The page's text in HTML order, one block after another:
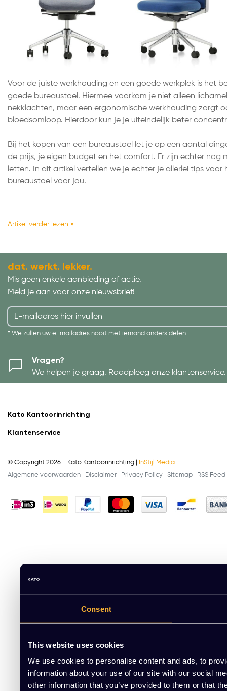
Consent
This website uses cookies
We use cookies to personalise content and ads, to
information about your use of our site with our social
other information that you’ve provided to them or that
Voor de juiste werkhouding en een goede werkplek is het
goede bureaustoel. Hiermee voorkom je niet alleen
nekklachten, maar een ergonomische werkhouding zorgt
bloedsomloop. Hierdoor kun je je uiteindelijk beter
Bij het kopen van een bureaustoel let je op een aantal
de prijs, je eigen budget en het comfort. Er zijn echter nog
letten. In dit artikel vertellen we je echter je allerlei tips voor
bureaustoel voor jou.
Artikel verder lezen »
dat. werkt. lekker.
Mis geen enkele aanbieding of actie.
Meld je aan voor onze nieuwsbrief!
* We zullen uw e-mailadres nooit met iemand anders delen.
Vragen?
We helpen je graag. Raadpleeg onze klantenservice.
Kato Kantoorinrichting
Klantenservice
© Copyright 2026 - Kato Kantoorinrichting |
InStijl Media
Algemene voorwaarden
Disclaimer Privacy Policy Sitemap RSS Feed